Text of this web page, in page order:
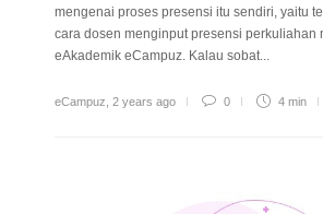
mengenai proses presensi itu sendiri, yaitu
cara dosen menginput presensi perkuliahan
eAkademik eCampuz. Kalau sobat...
eCampuz 2 years ago 0 4 min